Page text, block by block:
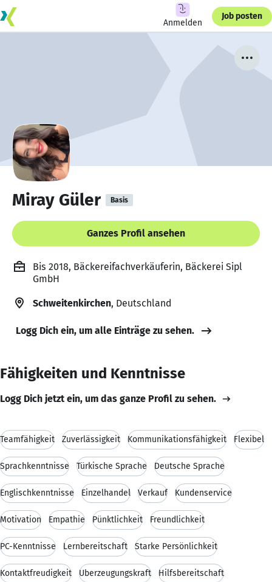
Anmelden
Job posten
Miray Güler Basis
Ganzes Profil ansehen
Bis 2018, Bäckereifachverkäuferin, Bäckerei Sipl
GmbH
Schweitenkirchen, Deutschland
Logg Dich ein, um alle Einträge zu sehen.
Fähigkeiten und Kenntnisse
Logg Dich jetzt ein, um das ganze Profil zu sehen.
Teamfähigkeit Zuverlässigkeit Kommunikationsfähigkeit Flexibel
Sprachkenntnisse Türkische Sprache Deutsche Sprache
Englischkenntnisse Einzelhandel Verkauf Kundenservice
Motivation Empathie Pünktlichkeit Freundlichkeit
PC-Kenntnisse Lernbereitschaft Starke Persönlichkeit
Kontaktfreudigkeit Überzeugungskraft Hilfsbereitschaft